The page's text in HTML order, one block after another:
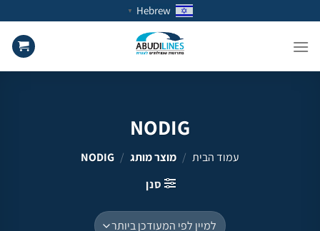
to
content
Hebrew
▼
NODIG
עמוד הבית / מוצר מותג /
סנן